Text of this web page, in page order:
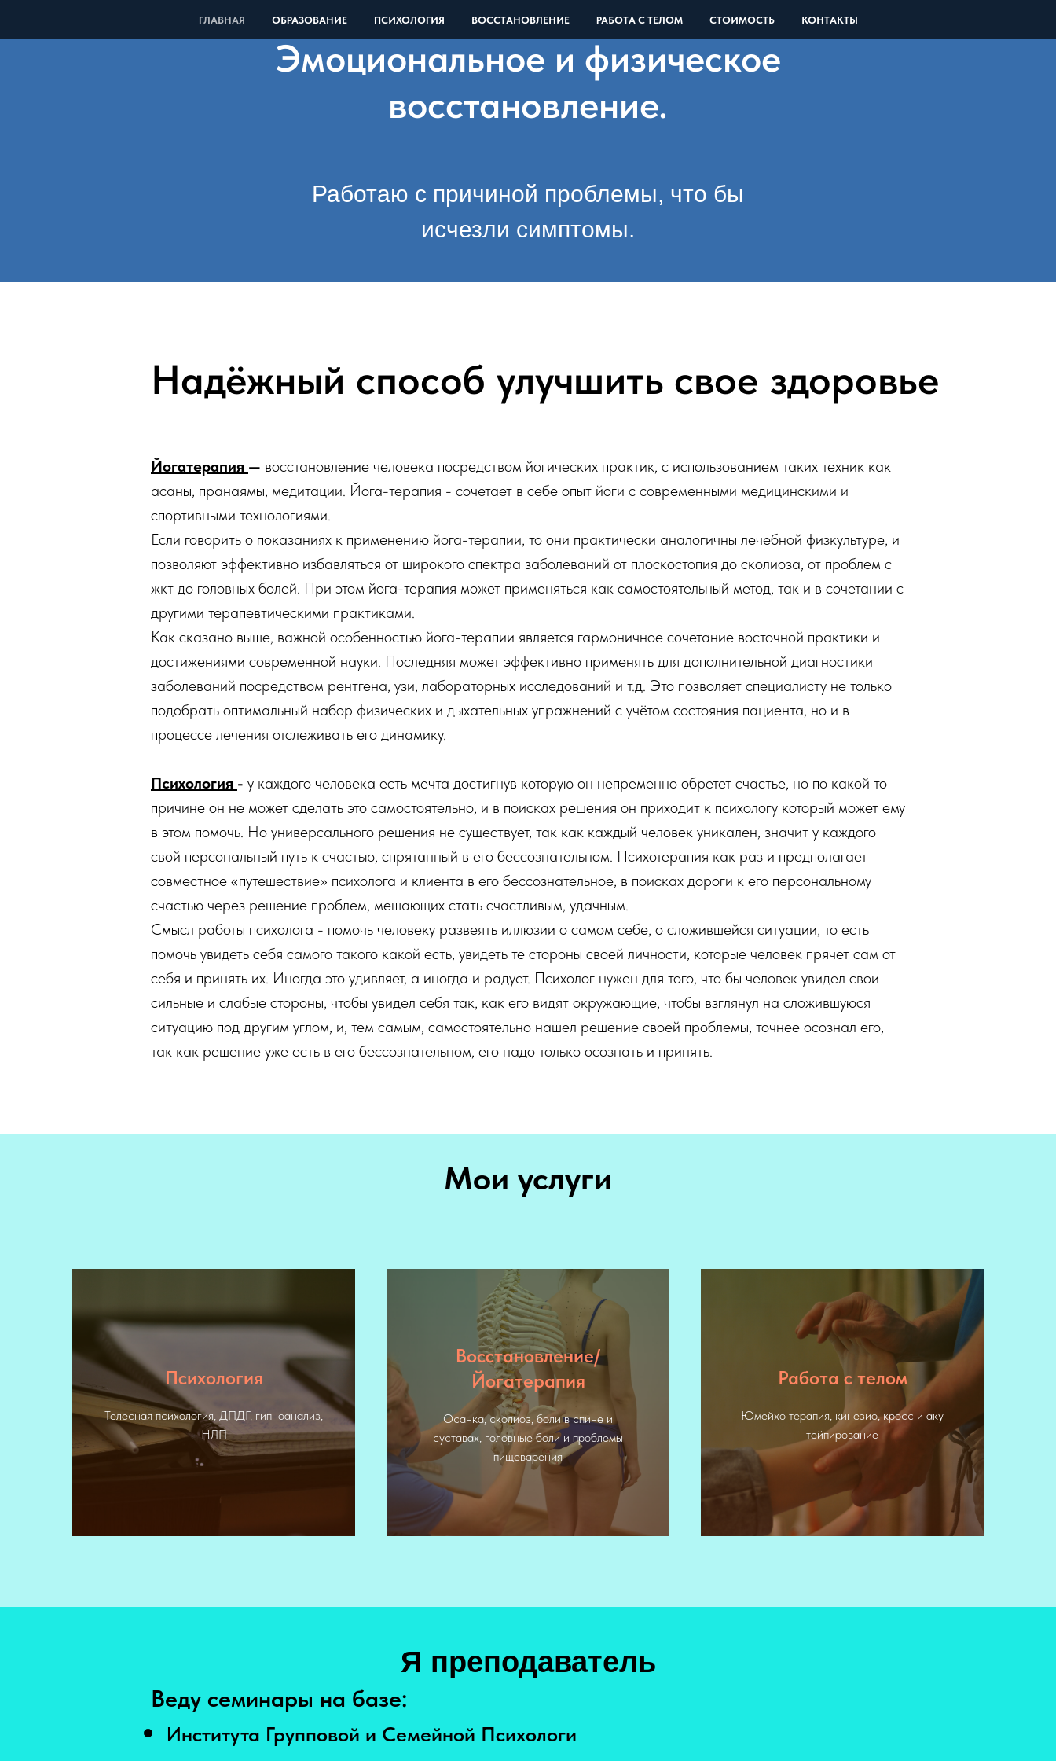
ГЛАВНАЯ ОБРАЗОВАНИЕ ПСИХОЛОГИЯ ВОССТАНОВЛЕНИЕ РАБОТА С ТЕЛОМ СТОИМОСТЬ КОНТАКТЫ
Эмоциональное и физическое
восстановление.
Работаю с причиной проблемы, что бы
исчезли симптомы.
Надёжный способ улучшить свое здоровье
Йогатерапия — восстановление человека посредством йогических практик, с использованием таких техник как
асаны, пранаямы, медитации. Йога-терапия - сочетает в себе опыт йоги с современными медицинскими и
спортивными технологиями.
Если говорить о показаниях к применению йога-терапии, то они практически аналогичны лечебной физкультуре, и
позволяют эффективно избавляться от широкого спектра заболеваний от плоскостопия до сколиоза, от проблем с
жкт до головных болей. При этом йога-терапия может применяться как самостоятельный метод, так и в сочетании с
другими терапевтическими практиками.
Как сказано выше, важной особенностью йога-терапии является гармоничное сочетание восточной практики и
достижениями современной науки. Последняя может эффективно применять для дополнительной диагностики
заболеваний посредством рентгена, узи, лабораторных исследований и т.д. Это позволяет специалисту не только
подобрать оптимальный набор физических и дыхательных упражнений с учётом состояния пациента, но и в
процессе лечения отслеживать его динамику.
Психология - у каждого человека есть мечта достигнув которую он непременно обретет счастье, но по какой то
причине он не может сделать это самостоятельно, и в поисках решения он приходит к психологу который может ему
в этом помочь. Но универсального решения не существует, так как каждый человек уникален, значит у каждого
свой персональный путь к счастью, спрятанный в его бессознательном. Психотерапия как раз и предполагает
совместное «путешествие» психолога и клиента в его бессознательное, в поисках дороги к его персональному
счастью через решение проблем, мешающих стать счастливым, удачным.
Смысл работы психолога - помочь человеку развеять иллюзии о самом себе, о сложившейся ситуации, то есть
помочь увидеть себя самого такого какой есть, увидеть те стороны своей личности, которые человек прячет сам от
себя и принять их. Иногда это удивляет, а иногда и радует. Психолог нужен для того, что бы человек увидел свои
сильные и слабые стороны, чтобы увидел себя так, как его видят окружающие, чтобы взглянул на сложившуюся
ситуацию под другим углом, и, тем самым, самостоятельно нашел решение своей проблемы, точнее осознал его,
так как решение уже есть в его бессознательном, его надо только осознать и принять.
Мои услуги
Психология
Телесная психология, ДПДГ, гипноанализ,
НЛП
психология
Восстановление/
Йогатерапия
Осанка, сколиоз, боли в спине и
суставах, головные боли и проблемы
пищеварения
йогатерапия
Работа с телом
Юмейхо терапия, кинезио, кросс и аку
тейпирование
работа с телом
Я преподаватель
Веду семинары на базе:
Института Групповой и Семейной Психологи